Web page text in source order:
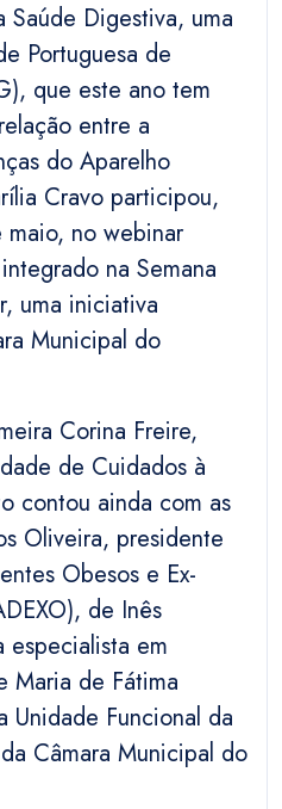
Digestiva, uma
Portuguesa de
que este ano tem
entre a
do Aparelho
Cravo participou,
no webinar
na Semana
uma iniciativa
Municipal do
Corina Freire,
de Cuidados à
contou ainda com as
Oliveira, presidente
Obesos e Ex-
de Inês
especialista em
Maria de Fátima
Unidade Funcional da
Câmara Municipal do